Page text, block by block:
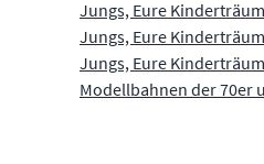
Jungs, Eure
Jungs, Eure
Jungs, Eure
Modellbahnen der 70er